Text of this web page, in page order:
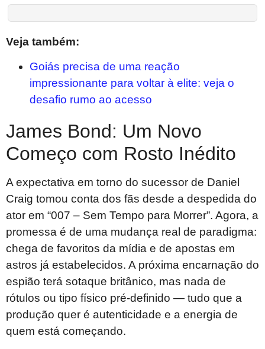
Veja também:
Goiás precisa de uma reação
impressionante para voltar à elite: veja o
desafio rumo ao acesso
James Bond: Um Novo
Começo com Rosto Inédito
A expectativa em torno do sucessor de Daniel
Craig tomou conta dos fãs desde a despedida do
ator em “007 – Sem Tempo para Morrer”. Agora, a
promessa é de uma mudança real de paradigma:
chega de favoritos da mídia e de apostas em
astros já estabelecidos. A próxima encarnação do
espião terá sotaque britânico, mas nada de
rótulos ou tipo físico pré-definido — tudo que a
produção quer é autenticidade e a energia de
quem está começando.